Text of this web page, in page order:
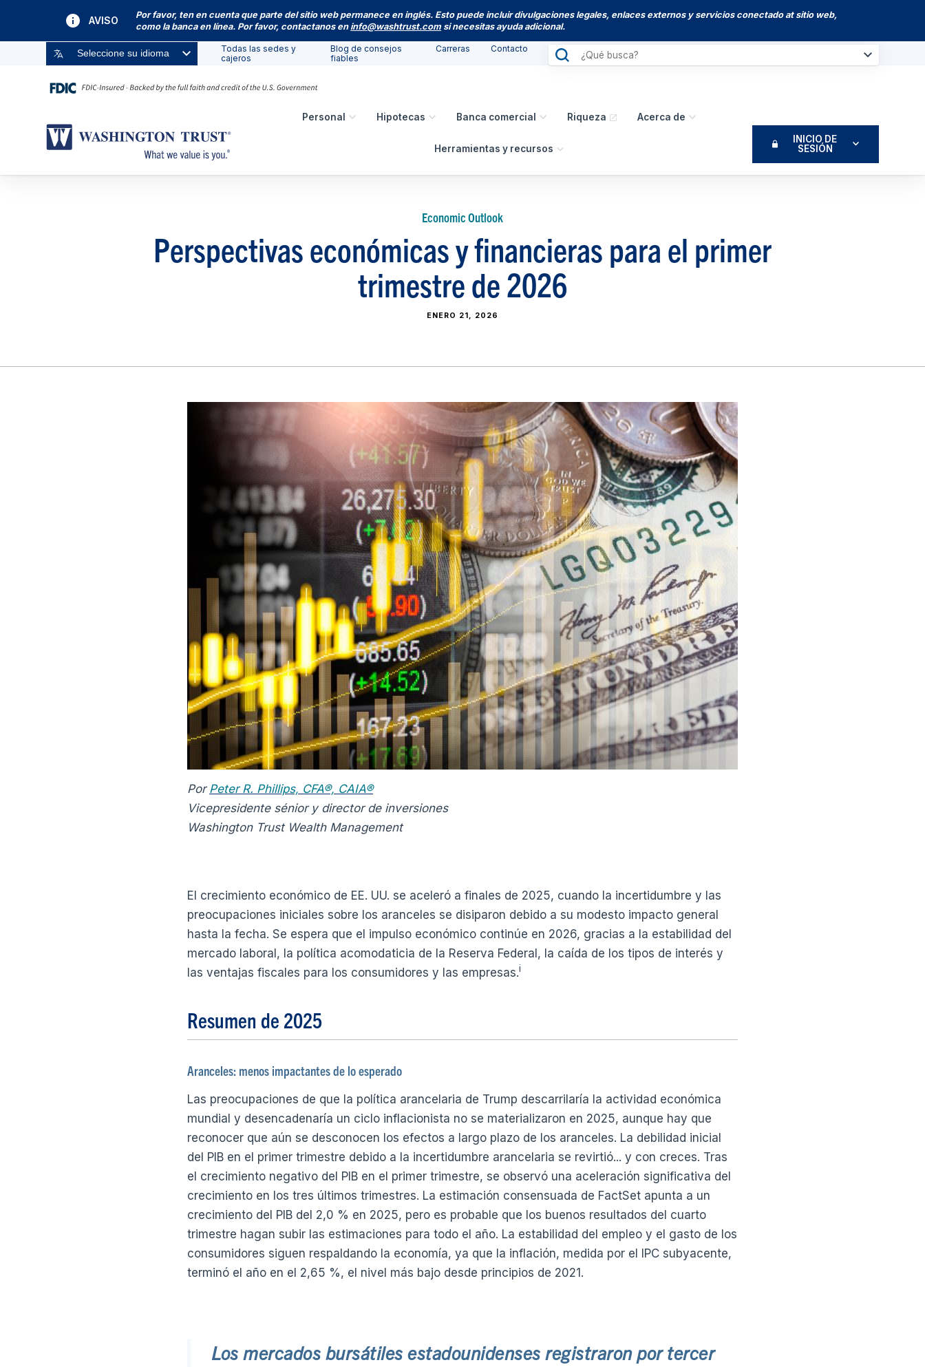
AVISO
Por favor, ten en cuenta que parte del sitio web permanece en inglés. Esto puede incluir divulgaciones legales, enlaces externos y servicios conectado at sitio web,
como la banca en línea. Por favor, contactanos en info@washtrust.com si necesitas ayuda adicional.
Seleccione su idioma
Todas las sedes y
cajeros
Blog de consejos
fiables
Carreras Contacto
Personal Hipotecas Banca comercial Riqueza Acerca de
Herramientas y recursos
INICIO DE
SESIÓN
Economic Outlook
Perspectivas económicas y financieras para el primer
trimestre de 2026
ENERO 21, 2026
PorPeter R. Phillips, CFA®, CAIA®
Vicepresidente sénior y director de inversiones
Washington Trust Wealth Management
El crecimiento económico de EE. UU. se aceleró a finales de 2025, cuando la incertidumbre y las
preocupaciones iniciales sobre los aranceles se disiparon debido a su modesto impacto general
hasta la fecha. Se espera que el impulso económico continúe en 2026, gracias a la estabilidad del
mercado laboral, la política acomodaticia de la Reserva Federal, la caída de los tipos de interés y
las ventajas fiscales para los consumidores y las empresas.i
Resumen de 2025
Aranceles: menos impactantes de lo esperado
Las preocupaciones de que la política arancelaria de Trump descarrilaría la actividad económica
mundial y desencadenaría un ciclo inflacionista no se materializaron en 2025, aunque hay que
reconocer que aún se desconocen los efectos a largo plazo de los aranceles. La debilidad inicial
del PIB en el primer trimestre debido a la incertidumbre arancelaria se revirtió... y con creces. Tras
el crecimiento negativo del PIB en el primer trimestre, se observó una aceleración significativa del
crecimiento en los tres últimos trimestres. La estimación consensuada de FactSet apunta a un
crecimiento del PIB del 2,0 % en 2025, pero es probable que los buenos resultados del cuarto
trimestre hagan subir las estimaciones para todo el año. La estabilidad del empleo y el gasto de los
consumidores siguen respaldando la economía, ya que la inflación, medida por el IPC subyacente,
terminó el año en el 2,65 %, el nivel más bajo desde principios de 2021.
Los mercados bursátiles estadounidenses registraron por tercer